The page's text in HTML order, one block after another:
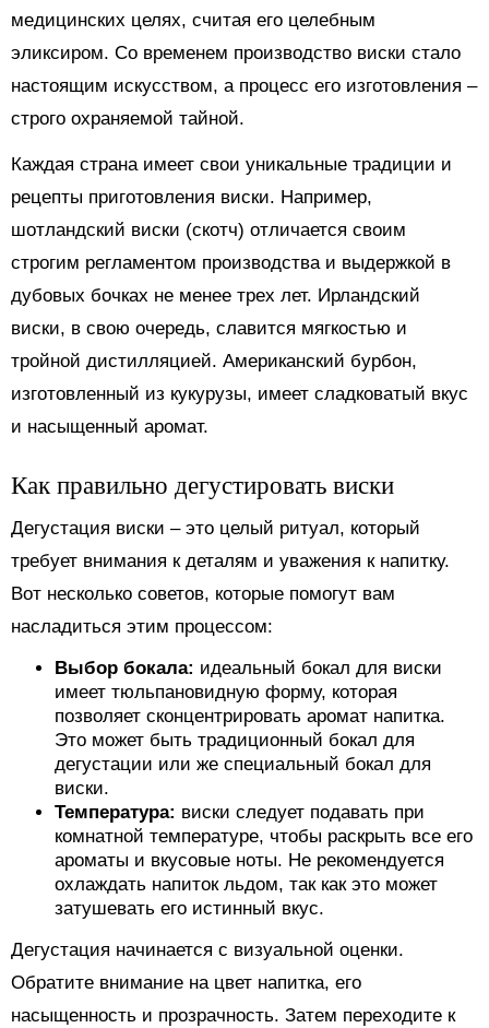
медицинских целях, считая его целебным
эликсиром. Со временем производство виски стало
настоящим искусством, а процесс его изготовления –
строго охраняемой тайной.
Каждая страна имеет свои уникальные традиции и
рецепты приготовления виски. Например,
шотландский виски (скотч) отличается своим
строгим регламентом производства и выдержкой в
дубовых бочках не менее трех лет. Ирландский
виски, в свою очередь, славится мягкостью и
тройной дистилляцией. Американский бурбон,
изготовленный из кукурузы, имеет сладковатый вкус
и насыщенный аромат.
Как правильно дегустировать виски
Дегустация виски – это целый ритуал, который
требует внимания к деталям и уважения к напитку.
Вот несколько советов, которые помогут вам
насладиться этим процессом:
Выбор бокала: идеальный бокал для виски
имеет тюльпановидную форму, которая
позволяет сконцентрировать аромат напитка.
Это может быть традиционный бокал для
дегустации или же специальный бокал для
виски.
Температура: виски следует подавать при
комнатной температуре, чтобы раскрыть все его
ароматы и вкусовые ноты. Не рекомендуется
охлаждать напиток льдом, так как это может
затушевать его истинный вкус.
Дегустация начинается с визуальной оценки.
Обратите внимание на цвет напитка, его
насыщенность и прозрачность. Затем переходите к